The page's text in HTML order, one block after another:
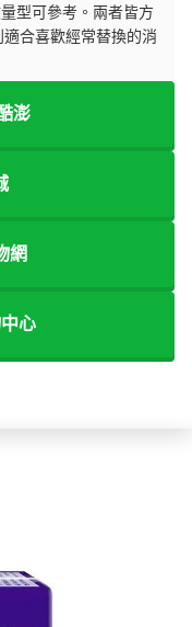
型可參考。兩者皆方
合喜歡經常替換的消
澎
網
心